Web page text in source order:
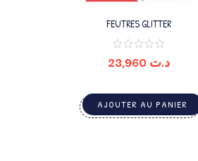
FEUTRES GLITTER
د.ت
AJOUTER AU PANIER